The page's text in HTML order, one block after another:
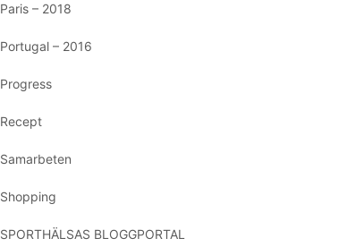
Paris – 2018
Portugal – 2016
Progress
Recept
Samarbeten
Shopping
SPORTHÄLSAS BLOGGPORTAL